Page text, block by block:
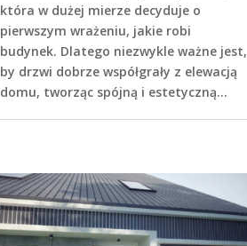
która w dużej mierze decyduje o
pierwszym wrażeniu, jakie robi
budynek. Dlatego niezwykle ważne jest,
by drzwi dobrze współgrały z elewacją
domu, tworząc spójną i estetyczną...